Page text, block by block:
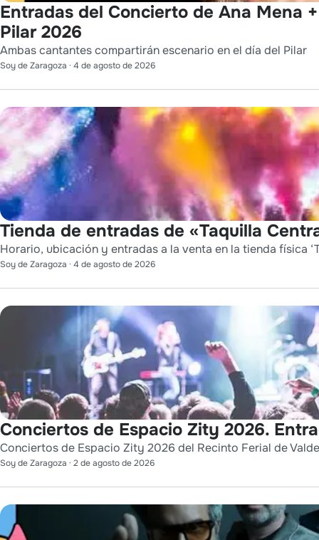
Entradas del Concierto de Ana Mena
Pilar 2026
Ambas cantantes compartirán escenario en el día del Pilar
Soy de Zaragoza · 4 de agosto de 2026
Tienda de entradas de «Taquilla
Horario, ubicación y entradas a la venta en la tienda física
Soy de Zaragoza · 4 de agosto de 2026
Conciertos de Espacio Zity 2026.
Conciertos de Espacio Zity 2026 del Recinto Ferial de
Soy de Zaragoza · 2 de agosto de 2026